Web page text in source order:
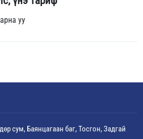
уу
сум, Баянцагаан баг, Тосгон, Задгай